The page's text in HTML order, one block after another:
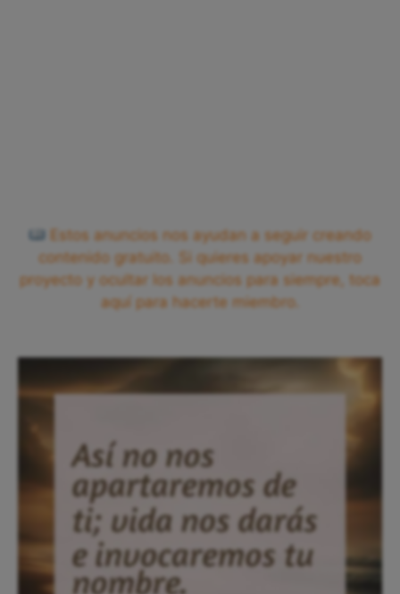
Estos anuncios nos ayudan a seguir creando
contenido gratuito. Si quieres apoyar nuestro
proyecto y ocultar los anuncios para siempre, toca
aquí para hacerte miembro.